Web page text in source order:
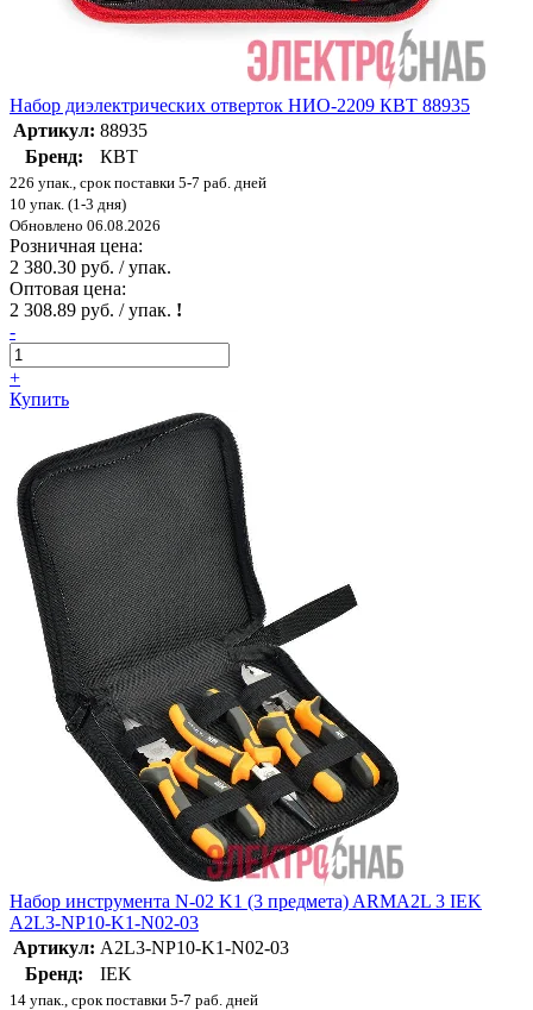
Набор диэлектрических отверток НИО-2209 КВТ 88935
Артикул: 88935
Бренд:
КВТ
226 упак., срок поставки 5-7 раб. дней
10 упак. (1-3 дня)
Обновлено 06.08.2026
Розничная цена:
2 380.30 руб. / упак.
Оптовая цена:
2 308.89 руб. / упак. !
-
+
Купить
Набор инструмента N-02 K1 (3 предмета) ARMA2L 3 IEK
A2L3-NP10-K1-N02-03
Артикул: A2L3-NP10-K1-N02-03
Бренд:
IEK
14 упак., срок поставки 5-7 раб. дней